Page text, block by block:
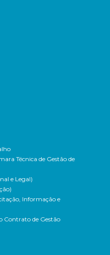
Técnica de Gestão de
e Legal)
Informação e
Contrato de Gestão